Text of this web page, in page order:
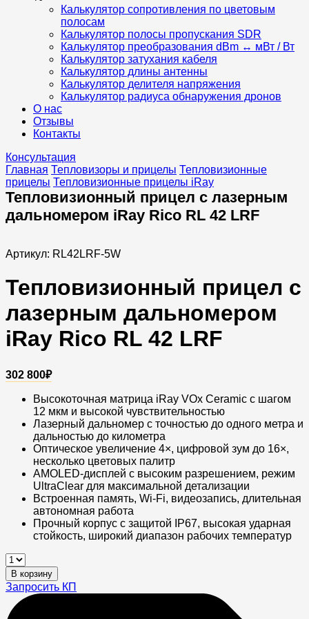
Калькулятор сопротивления по цветовым
полосам
Калькулятор полосы пропускания SDR
Калькулятор преобразования dBm ↔ мВт / Вт
Калькулятор затухания кабеля
Калькулятор длины антенны
Калькулятор делителя напряжения
Калькулятор радиуса обнаружения дронов
О нас
Отзывы
Контакты
Консультация
Главная Тепловизоры и прицелы Тепловизионные
прицелы Тепловизионные прицелы iRay
Тепловизионный прицел с лазерным
дальномером iRay Rico RL 42 LRF
Артикул: RL42LRF-5W
Тепловизионный прицел с
лазерным дальномером
iRay Rico RL 42 LRF
302 800₽
Высокоточная матрица iRay VOx Ceramic с шагом
12 мкм и высокой чувствительностью
Лазерный дальномер с точностью до одного метра и
дальностью до километра
Оптическое увеличение 4×, цифровой зум до 16×,
несколько цветовых палитр
AMOLED-дисплей с высоким разрешением, режим
UltraClear для максимальной детализации
Встроенная память, Wi-Fi, видеозапись, длительная
автономная работа
Прочный корпус с защитой IP67, высокая ударная
стойкость, широкий диапазон рабочих температур
Тепловизионный
прицел
с
лазерным
дальномером
В корзину
Запросить КП